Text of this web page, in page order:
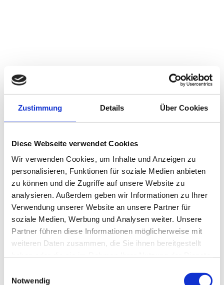
Zustimmung Details Über Cookies
Diese Webseite verwendet Cookies
Wir verwenden Cookies, um Inhalte und Anzeigen zu
personalisieren, Funktionen für soziale Medien anbieten
zu können und die Zugriffe auf unsere Website zu
analysieren. Außerdem geben wir Informationen zu Ihrer
Verwendung unserer Website an unsere Partner für
soziale Medien, Werbung und Analysen weiter. Unsere
Partner führen diese Informationen möglicherweise mit
weiteren Daten zusammen, die Sie ihnen bereitgestellt
Notwendig
VASE „GOLDTOPF“
1,00